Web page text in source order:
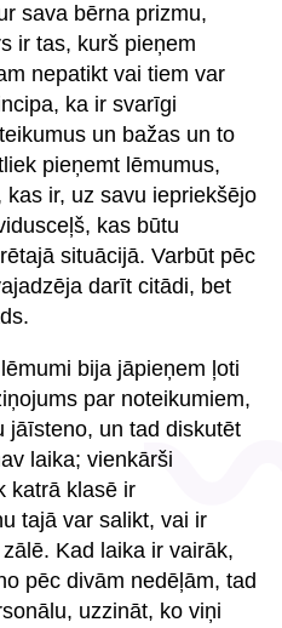
sava bērna prizmu,
ir tas, kurš pieņem
nepatikt vai tiem var
ka ir svarīgi
un bažas un to
pieņemt lēmumus,
ir, uz savu iepriekšējo
kas būtu
situācijā. Varbūt pēc
darīt citādi, bet
bija jāpieņem ļoti
par noteikumiem,
jāīsteno, un tad diskutēt
laika; vienkārši
katrā klasē ir
tajā var salikt, vai ir
Kad laika ir vairāk,
pēc divām nedēļām, tad
uzzināt, ko viņi